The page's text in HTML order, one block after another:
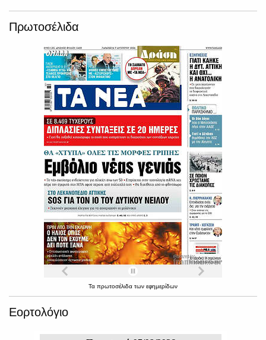
Πρωτοσέλιδα
Τα πρωτοσέλιδα των εφημερίδων
Εορτολόγιο